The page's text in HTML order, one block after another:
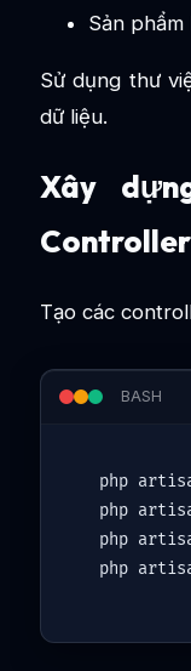
Sản
Sử dụng thư
dữ liệu.
Xây
Controller
Tạo các
BASH
php
php
php